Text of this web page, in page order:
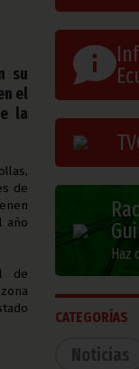
su
el
la
de
año
de
Haz
CATEGORÍAS
Noticias